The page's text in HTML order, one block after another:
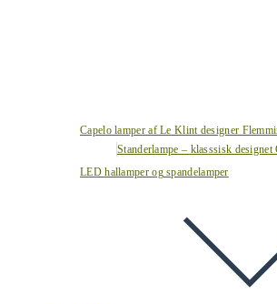
Capelo lamper af Le Klint designer
Standerlampe – klasssisk
LED hallamper og spandelamper